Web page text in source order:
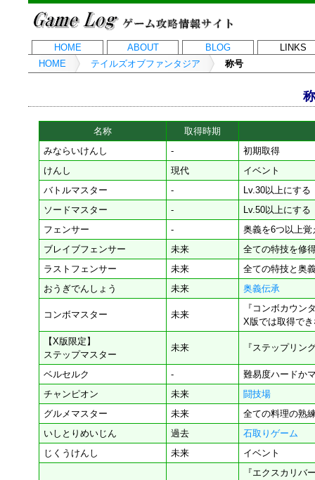
HOME ABOUT BLOG
LINKS
HOME
テイルズオブファンタジア 称号
名称
取得時期
みならいけんし
-
初期取得
けんし
現代
イベント
バトルマスター
-
Lv.30以上にする
ソードマスター
-
Lv.50以上にする
フェンサー
-
奥義を6つ以上
ブレイブフェンサー
未来
全ての特技を修
ラストフェンサー
未来
全ての特技と奥
おうぎでんしょう
未来 奥義伝承
コンボマスター 未来
『コンボカウン
X版では取得で
【X版限定】
ステップマスター
未来 『ステップリン
ベルセルク -
難易度ハードか
チャンピオン
未来
闘技場
グルメマスター
未来
全ての料理の熟
いしとりめいじん
過去
石取りゲーム
じくうけんし
未来 イベント
『エクスカリバ